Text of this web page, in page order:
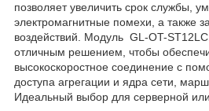
позволяет увеличить срок службы,
электромагнитные помехи, а также
воздействий. Модуль GL-OT-
отличным решением, чтобы
высокоскоростное соединение с
доступа агрегации и ядра сети,
Идеальный выбор для серверной